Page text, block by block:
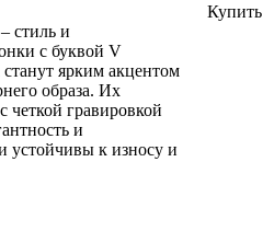
стиль и
с буквой V
ярким акцентом
образа. Их
гравировкой
и
устойчивы к износу и
Купить